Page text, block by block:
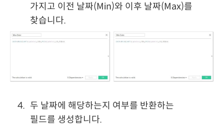
가지고 이전 날짜(Min)와 이후 날짜(Max)를
찾습니다.
두 날짜에 해당하는지 여부를 반환하는
필드를 생성합니다.